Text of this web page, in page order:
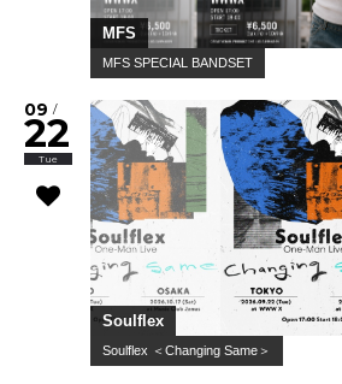
MFS
MFS SPECIAL BANDSET
09 /
22
Tue
Soulflex
Soulflex ＜Changing Same＞